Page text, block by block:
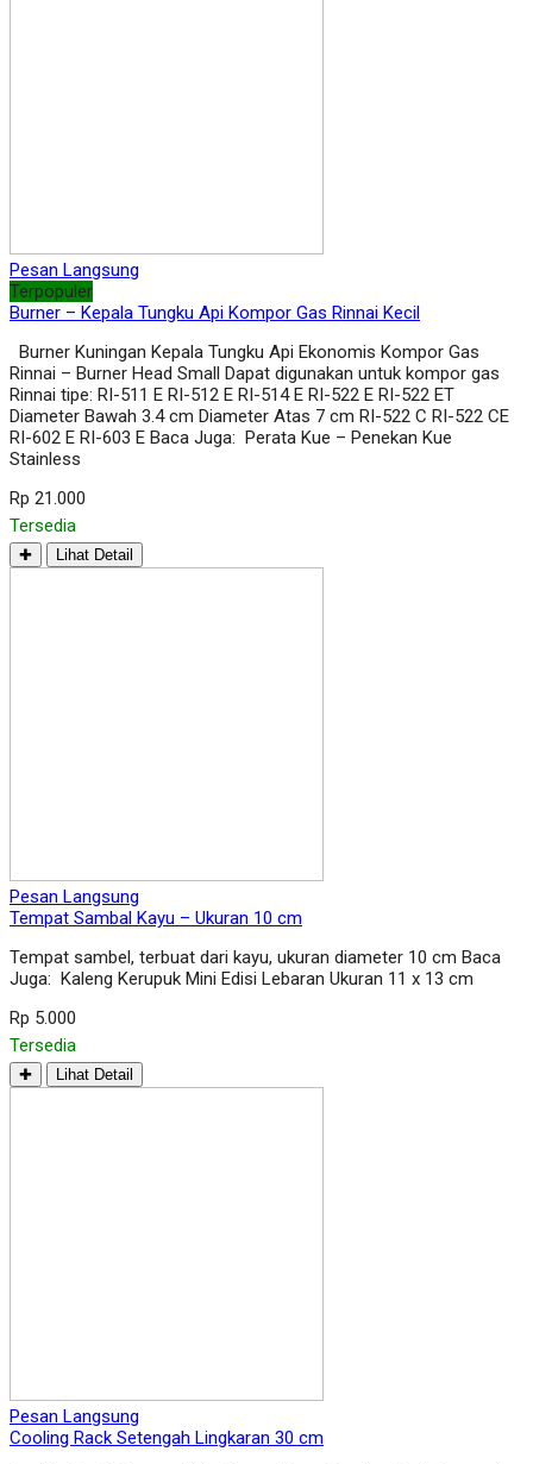
Pesan Langsung
Terpopuler
Burner – Kepala Tungku Api Kompor Gas Rinnai Kecil
Burner Kuningan Kepala Tungku Api Ekonomis Kompor Gas
Rinnai – Burner Head Small Dapat digunakan untuk kompor gas
Rinnai tipe: RI-511 E RI-512 E RI-514 E RI-522 E RI-522 ET
Diameter Bawah 3.4 cm Diameter Atas 7 cm RI-522 C RI-522 CE
RI-602 E RI-603 E Baca Juga: Perata Kue – Penekan Kue
Stainless
Rp 21.000
Tersedia
✚ Lihat Detail
Pesan Langsung
Tempat Sambal Kayu – Ukuran 10 cm
Tempat sambel, terbuat dari kayu, ukuran diameter 10 cm Baca
Juga: Kaleng Kerupuk Mini Edisi Lebaran Ukuran 11 x 13 cm
Rp 5.000
Tersedia
✚ Lihat Detail
Pesan Langsung
Cooling Rack Setengah Lingkaran 30 cm